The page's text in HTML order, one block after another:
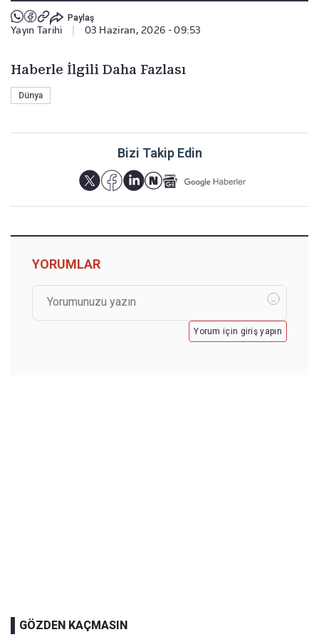
Paylaş
Yayın Tarihi 03 Haziran, 2026 - 09:53
Haberle İlgili Daha Fazlası
Dünya
Bizi Takip Edin
YORUMLAR
Yorum için giriş yapın
GÖZDEN KAÇMASIN